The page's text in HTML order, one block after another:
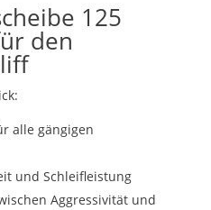
125
den
alle gängigen
und Schleifleistung
Aggressivität und